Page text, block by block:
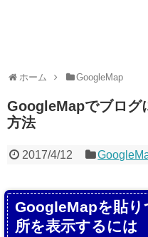
ホーム GoogleMap
GoogleMapでブログ
方法
2017/4/12
GoogleMapを貼り
所を表示するには